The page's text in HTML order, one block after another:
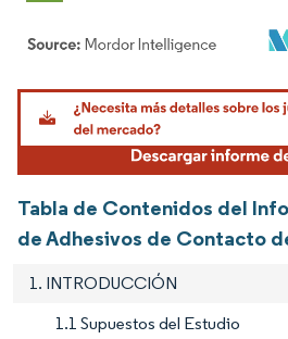
Imagen © Mordor Intelligence. El uso requiere
Tabla de Contenidos del
de Adhesivos de Contacto
1. INTRODUCCIÓN
1.1 Supuestos del Estudio